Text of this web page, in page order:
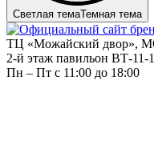
Светлая темаТемная тема
ТЦ «Можайский двор», МО
2-й этаж павильон ВТ-11-
Пн – Пт c 11:00 до 18:00